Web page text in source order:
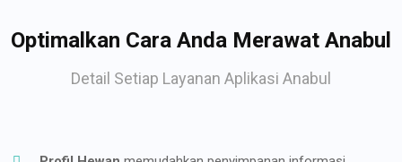
Optimalkan Cara Anda Merawat Anabul
Detail Setiap Layanan Aplikasi Anabul